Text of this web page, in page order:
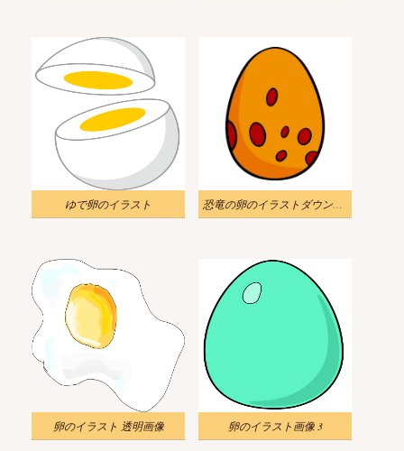
ゆで卵のイラスト 恐竜の卵のイラストダウンロード
卵のイラスト 透明画像 卵のイラスト画像 3